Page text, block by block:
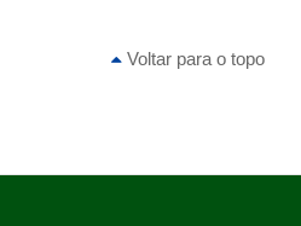
Voltar para o topo